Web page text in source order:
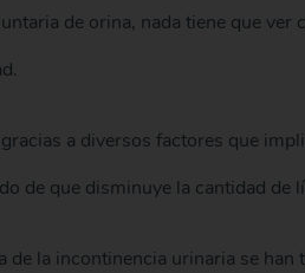
de orina, nada tiene que
a diversos factores que
de que disminuye la cantidad de
de la incontinencia urinaria se